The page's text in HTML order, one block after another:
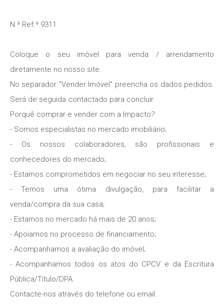
N.ª Ref.ª 9311
Coloque o seu imóvel para venda / arrendamento
diretamente no nosso site.
No separador "Vender Imóvel" preencha os dados pedidos.
Será de seguida contactado para concluir.
Porquê comprar e vender com a Impacto?
- Somos especialistas no mercado imobiliário;
- Os nossos colaboradores, são profissionais e
conhecedores do mercado;
- Estamos comprometidos em negociar no seu interesse;
- Temos uma ótima divulgação, para facilitar a
venda/compra da sua casa;
- Estamos no mercado há mais de 20 anos;
- Apoiamos no processo de financiamento;
- Acompanhamos a avaliação do imóvel;
- Acompanhamos todos os atos do CPCV e da Escritura
Pública/Título/DPA.
Contacte-nos através do telefone ou email.